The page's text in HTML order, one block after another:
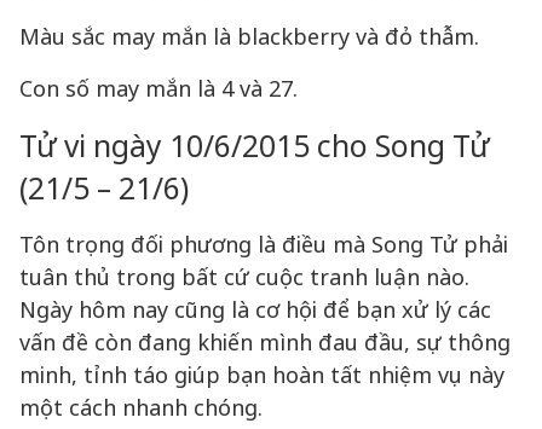
Màu sắc may mắn là blackberry và đỏ thẫm.
Con số may mắn là 4 và 27.
Tử vi ngày 10/6/2015 cho Song Tử
(21/5 – 21/6)
Tôn trọng đối phương là điều mà Song Tử phải
tuân thủ trong bất cứ cuộc tranh luận nào.
Ngày hôm nay cũng là cơ hội để bạn xử lý các
vấn đề còn đang khiến mình đau đầu, sự thông
minh, tỉnh táo giúp bạn hoàn tất nhiệm vụ này
một cách nhanh chóng.